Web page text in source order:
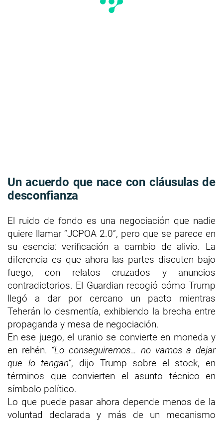
Un acuerdo que nace con cláusulas de
desconfianza
El ruido de fondo es una negociación que nadie
quiere llamar “JCPOA 2.0”, pero que se parece en
su esencia: verificación a cambio de alivio. La
diferencia es que ahora las partes discuten bajo
fuego, con relatos cruzados y anuncios
contradictorios. El Guardian recogió cómo Trump
llegó a dar por cercano un pacto mientras
Teherán lo desmentía, exhibiendo la brecha entre
propaganda y mesa de negociación.
En ese juego, el uranio se convierte en moneda y
en rehén. “Lo conseguiremos… no vamos a dejar
que lo tengan”, dijo Trump sobre el stock, en
términos que convierten el asunto técnico en
símbolo político.
Lo que puede pasar ahora depende menos de la
voluntad declarada y más de un mecanismo